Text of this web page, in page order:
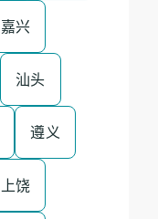
嘉兴
汕头
遵义
上饶